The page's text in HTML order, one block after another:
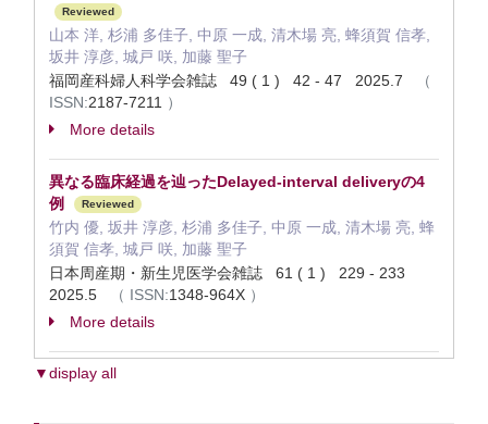
Reviewed
山本 洋, 杉浦 多佳子, 中原 一成, 清木場 亮, 蜂須賀 信孝,
坂井 淳彦, 城戸 咲, 加藤 聖子
福岡産科婦人科学会雑誌 49 ( 1 ) 42 - 47 2025.7
（
ISSN:2187-7211 ）
More details
異なる臨床経過を辿ったDelayed-interval deliveryの4
例
Reviewed
竹内 優, 坂井 淳彦, 杉浦 多佳子, 中原 一成, 清木場 亮, 蜂
須賀 信孝, 城戸 咲, 加藤 聖子
日本周産期・新生児医学会雑誌 61 ( 1 ) 229 - 233
2025.5
（ ISSN:1348-964X ）
More details
▼display all